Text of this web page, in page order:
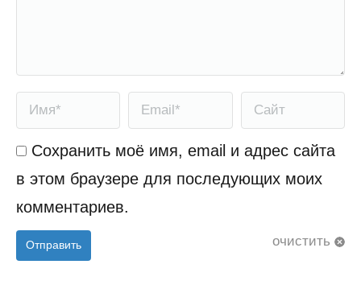
Имя * Email * Сайт
Сохранить моё имя, email и адрес сайта
в этом браузере для последующих моих
комментариев.
очистить
Отправить